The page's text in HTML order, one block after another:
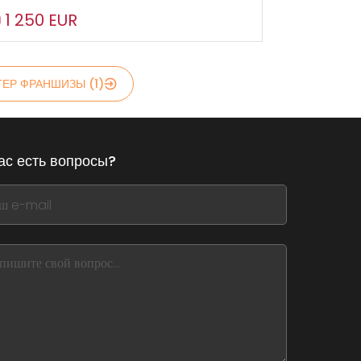
1 250 EUR
ФРАНШИЗЫ (1)
есть вопросы?